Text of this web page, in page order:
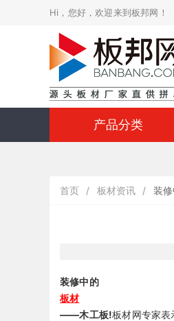
Hi，您好，欢迎来到板邦网！
产品分类
首页 / 板材资讯 / 装
装修中的
板材
——木工板!板材网专家表